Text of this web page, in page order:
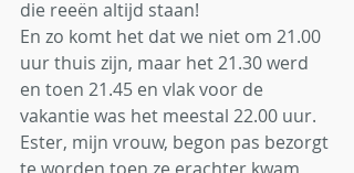
die reeën altijd staan!
En zo komt het dat we niet om 21.00
uur thuis zijn, maar het 21.30 werd
en toen 21.45 en vlak voor de
vakantie was het meestal 22.00 uur.
Ester, mijn vrouw, begon pas bezorgt